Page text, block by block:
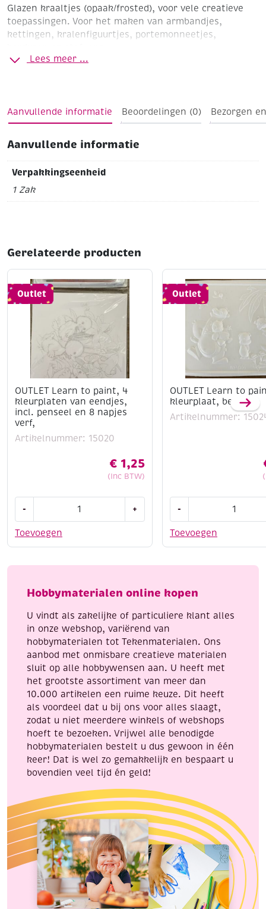
Glazen kraaltjes (opaak/frosted), voor vele creatieve
toepassingen. Voor het maken van armbandjes,
kettingen, kralenfiguurtjes, portemonneetjes,
Lees meer ...
Aanvullende informatie Beoordelingen (0) Bezorgen
Aanvullende informatie
Verpakkingseenheid
1 Zak
Gerelateerde producten
Outlet
OUTLET Learn to paint, 4
kleurplaten van eendjes,
incl. penseel en 8 napjes
verf,
Artikelnummer: 15020
€ 1,25
(Inc BTW)
Toevoegen
-
to
kleurplaten
eendjes,
penseel
napjes
verf,
aantal
+
Outlet
OUTLET Learn to
kleurplaat, beren
Artikelnummer:
Toevoegen
-
to
kleurplaat,
aantal
Hobbymaterialen online kopen
U vindt als zakelijke of particuliere klant alles
in onze webshop, variërend van
hobbymaterialen tot Tekenmaterialen. Ons
aanbod met onmisbare creatieve materialen
sluit op alle hobbywensen aan. U heeft met
het grootste assortiment van meer dan
10.000 artikelen een ruime keuze. Dit heeft
als voordeel dat u bij ons voor alles slaagt,
zodat u niet meerdere winkels of webshops
hoeft te bezoeken. Vrijwel alle benodigde
hobbymaterialen bestelt u dus gewoon in één
keer! Dat is wel zo gemakkelijk en bespaart u
bovendien veel tijd én geld!